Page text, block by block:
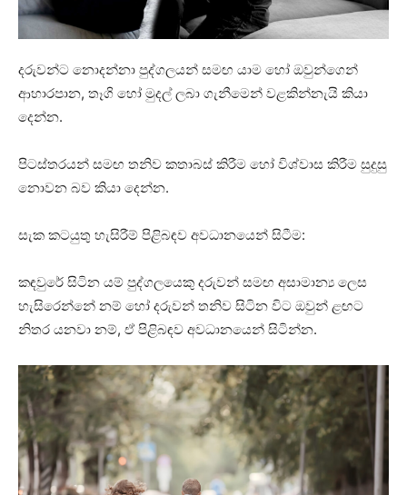
දරුවන්ට නොදන්නා පුද්ගලයන් සමඟ යාම හෝ ඔවුන්ගෙන්
ආහාරපාන, තෑගි හෝ මුදල් ලබා ගැනීමෙන් වළකින්නැයි කියා
දෙන්න.
පිටස්තරයන් සමඟ තනිව කතාබස් කිරීම හෝ විශ්වාස කිරීම සුදුසු
නොවන බව කියා දෙන්න.
සැක කටයුතු හැසිරීම් පිළිබඳව අවධානයෙන් සිටීම:
කඳවුරේ සිටින යම් පුද්ගලයෙකු දරුවන් සමඟ අසාමාන්‍ය ලෙස
හැසිරෙන්නේ නම් හෝ දරුවන් තනිව සිටින විට ඔවුන් ළඟට
නිතර යනවා නම්, ඒ පිළිබඳව අවධානයෙන් සිටින්න.